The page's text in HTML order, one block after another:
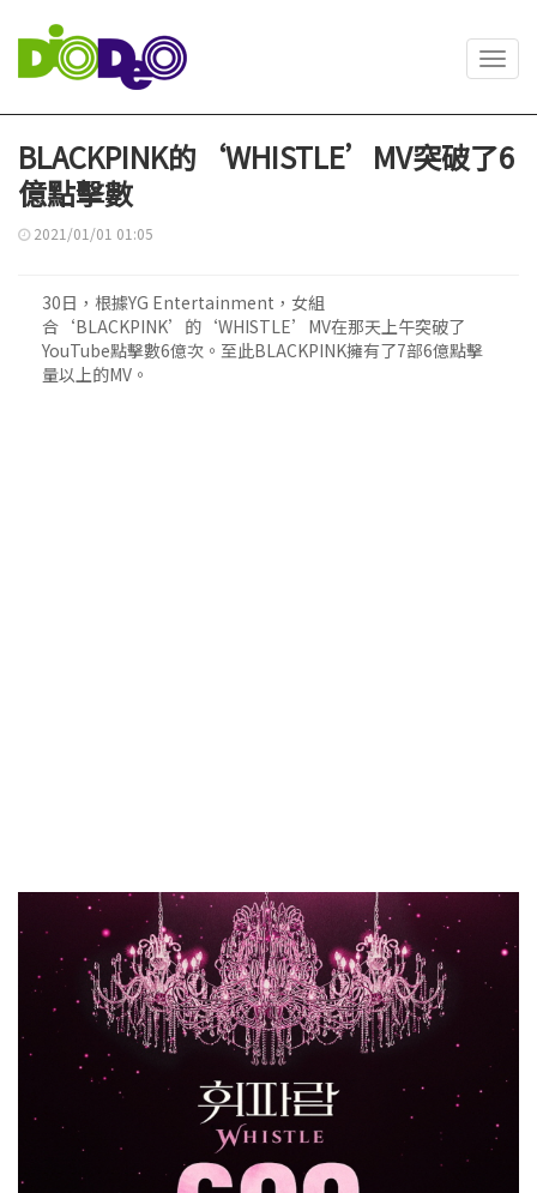
BLACKPINK的‘WHISTLE’MV突破了6
億點擊數
2021/01/01 01:05
30日，根據YG Entertainment，女組
合‘BLACKPINK’的‘WHISTLE’MV在那天上午突破了
YouTube點擊數6億次。至此BLACKPINK擁有了7部6億點擊
量以上的MV。